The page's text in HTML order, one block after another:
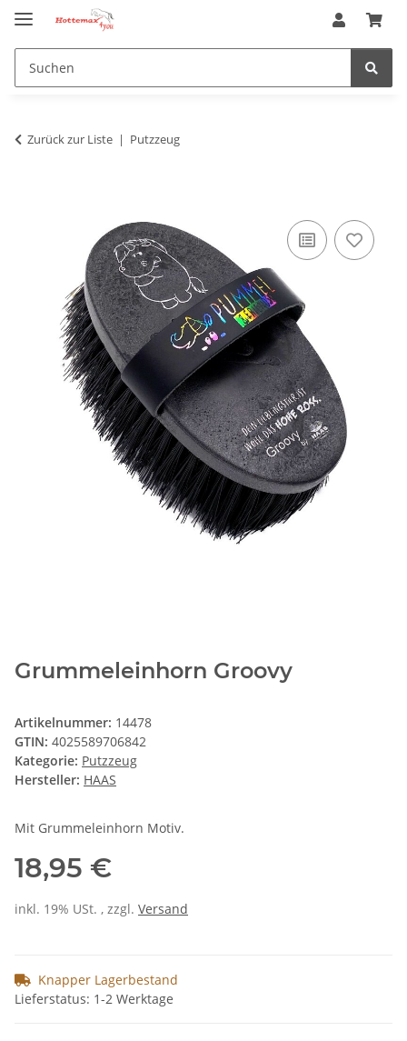
Zurück zur Liste Putzzeug
Grummeleinhorn Groovy
Artikelnummer: 14478
GTIN: 4025589706842
Kategorie: Putzzeug
Hersteller: HAAS
Mit Grummeleinhorn Motiv.
18,95 €
inkl. 19% USt. , zzgl. Versand
Knapper Lagerbestand
Lieferstatus: 1-2 Werktage